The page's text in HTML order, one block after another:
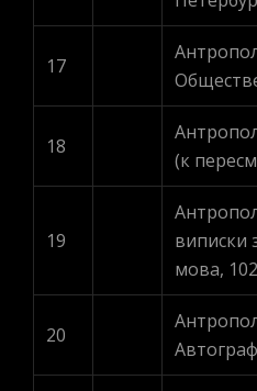
17
18
(к
19
виписки
мова,
20